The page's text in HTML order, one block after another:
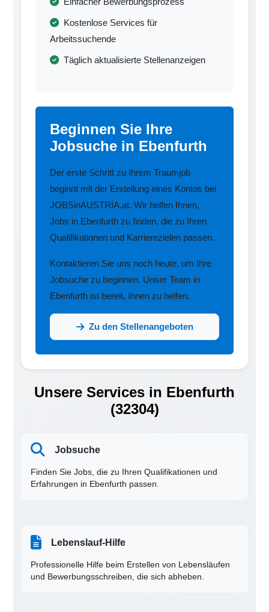
Kostenlose Services für
Arbeitssuchende
Täglich aktualisierte Stellenanzeigen
Beginnen Sie Ihre
Jobsuche in Ebenfurth
Der erste Schritt zu Ihrem Traumjob
beginnt mit der Erstellung eines Kontos bei
JOBSinAUSTRIA.at. Wir helfen Ihnen,
Jobs in Ebenfurth zu finden, die zu Ihren
Qualifikationen und Karrierezielen passen.
Kontaktieren Sie uns noch heute, um Ihre
Jobsuche zu beginnen. Unser Team in
Ebenfurth ist bereit, Ihnen zu helfen.
Zu den Stellenangeboten
Unsere Services in Ebenfurth
(32304)
Jobsuche
Finden Sie Jobs, die zu Ihren Qualifikationen und
Erfahrungen in Ebenfurth passen.
Lebenslauf-Hilfe
Professionelle Hilfe beim Erstellen von Lebensläufen
und Bewerbungsschreiben, die sich abheben.